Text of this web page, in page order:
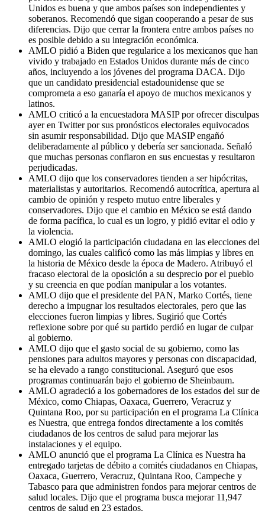
Unidos es buena y que ambos países son independientes y
soberanos. Recomendó que sigan cooperando a pesar de sus
diferencias. Dijo que cerrar la frontera entre ambos países no
es posible debido a su integración económica.
AMLO pidió a Biden que regularice a los mexicanos que han
vivido y trabajado en Estados Unidos durante más de cinco
años, incluyendo a los jóvenes del programa DACA. Dijo
que un candidato presidencial estadounidense que se
comprometa a eso ganaría el apoyo de muchos mexicanos y
latinos.
AMLO criticó a la encuestadora MASIP por ofrecer disculpas
ayer en Twitter por sus pronósticos electorales equivocados
sin asumir responsabilidad. Dijo que MASIP engañó
deliberadamente al público y debería ser sancionada. Señaló
que muchas personas confiaron en sus encuestas y resultaron
perjudicadas.
AMLO dijo que los conservadores tienden a ser hipócritas,
materialistas y autoritarios. Recomendó autocrítica, apertura al
cambio de opinión y respeto mutuo entre liberales y
conservadores. Dijo que el cambio en México se está dando
de forma pacífica, lo cual es un logro, y pidió evitar el odio y
la violencia.
AMLO elogió la participación ciudadana en las elecciones del
domingo, las cuales calificó como las más limpias y libres en
la historia de México desde la época de Madero. Atribuyó el
fracaso electoral de la oposición a su desprecio por el pueblo
y su creencia en que podían manipular a los votantes.
AMLO dijo que el presidente del PAN, Marko Cortés, tiene
derecho a impugnar los resultados electorales, pero que las
elecciones fueron limpias y libres. Sugirió que Cortés
reflexione sobre por qué su partido perdió en lugar de culpar
al gobierno.
AMLO dijo que el gasto social de su gobierno, como las
pensiones para adultos mayores y personas con discapacidad,
se ha elevado a rango constitucional. Aseguró que esos
programas continuarán bajo el gobierno de Sheinbaum.
AMLO agradeció a los gobernadores de los estados del sur de
México, como Chiapas, Oaxaca, Guerrero, Veracruz y
Quintana Roo, por su participación en el programa La Clínica
es Nuestra, que entrega fondos directamente a los comités
ciudadanos de los centros de salud para mejorar las
instalaciones y el equipo.
AMLO anunció que el programa La Clínica es Nuestra ha
entregado tarjetas de débito a comités ciudadanos en Chiapas,
Oaxaca, Guerrero, Veracruz, Quintana Roo, Campeche y
Tabasco para que administren fondos para mejorar centros de
salud locales. Dijo que el programa busca mejorar 11,947
centros de salud en 23 estados.